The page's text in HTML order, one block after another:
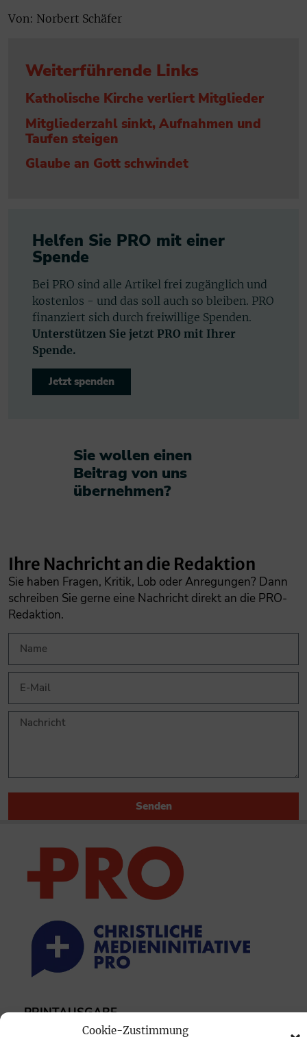
Cookie-Zustimmung
Von: Norbert Schäfer
Weiterführende Links
Katholische Kirche verliert Mitglieder
Mitgliederzahl sinkt, Aufnahmen und
Taufen steigen
Glaube an Gott schwindet
Helfen Sie PRO mit einer
Spende
Bei PRO sind alle Artikel frei zugänglich und
kostenlos - und das soll auch so bleiben. PRO
finanziert sich durch freiwillige Spenden.
Unterstützen Sie jetzt PRO mit Ihrer
Spende.
Jetzt spenden
Sie wollen einen
Beitrag von uns
übernehmen?​
Ihre Nachricht an die Redaktion
Sie haben Fragen, Kritik, Lob oder Anregungen? Dann
schreiben Sie gerne eine Nachricht direkt an die PRO-
Redaktion.
Senden
PRINTAUSGABE